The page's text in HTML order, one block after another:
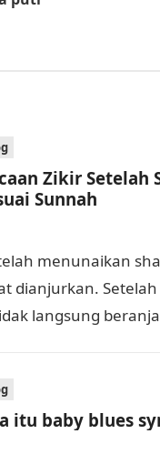
Zikir Setelah
Sunnah
menunaikan
dianjurkan. Setelah
langsung
itu baby blues